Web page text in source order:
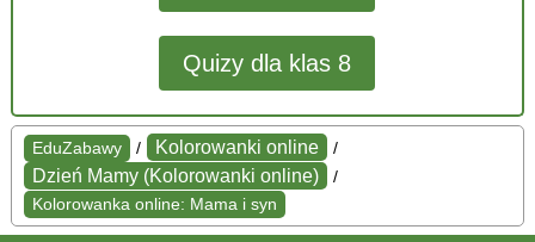
Quizy dla klas 8
EduZabawy / Kolorowanki online /
Dzień Mamy (Kolorowanki online)
/
Kolorowanka online: Mama i syn